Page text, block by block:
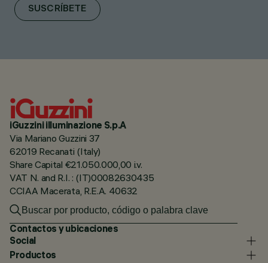
SUSCRÍBETE
iGuzzini illuminazione S.p.A
Via Mariano Guzzini 37
62019 Recanati (Italy)
Share Capital €21.050.000,00 i.v.
VAT N. and R.I. : (IT)00082630435
CCIAA Macerata, R.E.A. 40632
Contactos y ubicaciones
Social
Productos